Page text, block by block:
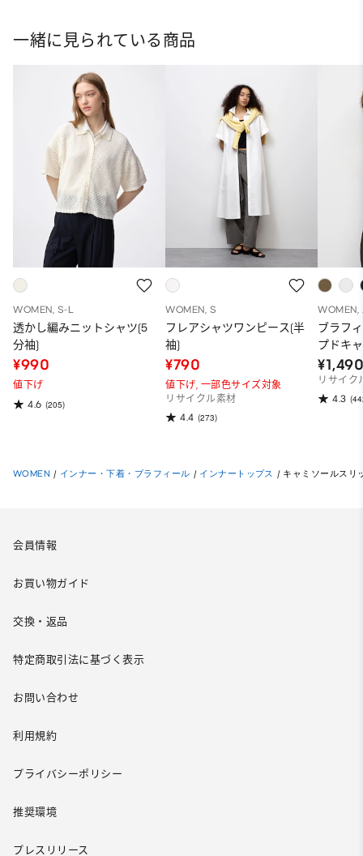
一緒に見られている商品
WOMEN, S-L
透かし編みニットシャツ(5
分袖)
¥990
値下げ
4.6 (205)
WOMEN, S
フレアシャツワンピース(半
袖)
¥790
値下げ, 一部色サイズ対象
リサイクル素材
4.4 (273)
WOMEN,
ブラフ
プドキ
リサイク
4.3
WOMEN / インナー・下着・ブラフィール / インナートップス / キャミソールスリ
会員情報
お買い物ガイド
交換・返品
特定商取引法に基づく表示
お問い合わせ
利用規約
プライバシーポリシー
推奨環境
プレスリリース